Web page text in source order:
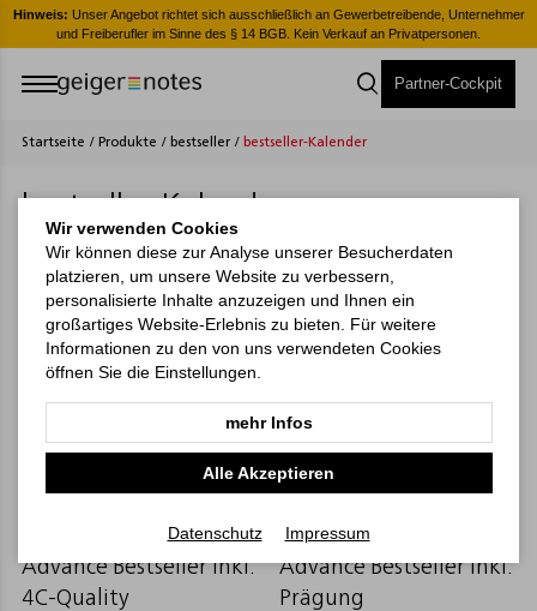
Hinweis: Unser Angebot richtet sich ausschließlich an Gewerbetreibende, Unternehmer
und Freiberufler im Sinne des § 14 BGB. Kein Verkauf an Privatpersonen.
Partner-Cockpit
Startseite / Produkte / bestseller / bestseller-Kalender
bestseller-Kalender
bestseller-Kalender
Advance Bestseller inkl.
4C-Quality
bestseller-Kalender
Advance Bestseller inkl.
Prägung
Wir verwenden Cookies
Wir können diese zur Analyse unserer Besucherdaten
platzieren, um unsere Website zu verbessern,
personalisierte Inhalte anzuzeigen und Ihnen ein
großartiges Website-Erlebnis zu bieten. Für weitere
Informationen zu den von uns verwendeten Cookies
öffnen Sie die Einstellungen.
mehr Infos
Alle Akzeptieren
Datenschutz Impressum